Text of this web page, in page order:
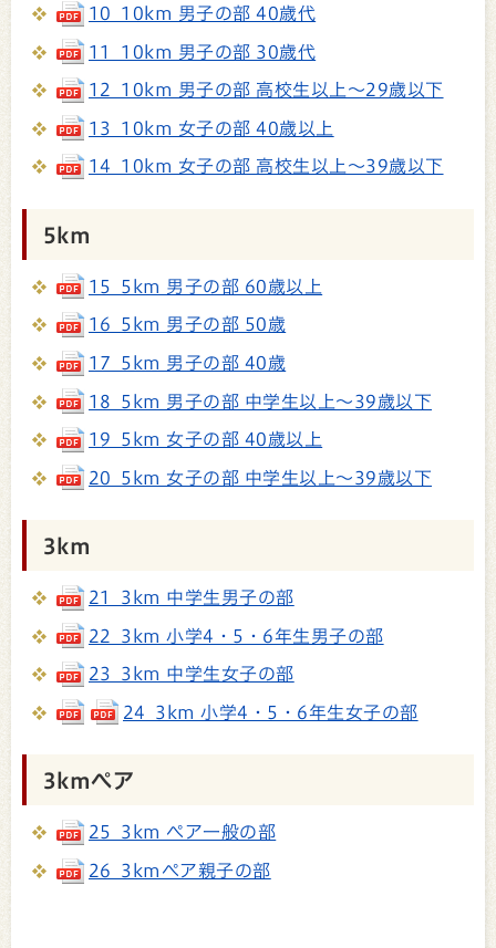
10_10km 男子の部 40歳代
11_10km 男子の部 30歳代
12_10km 男子の部 高校生以上～29歳以下
13_10km 女子の部 40歳以上
14_10km 女子の部 高校生以上～39歳以下
5km
15_5km 男子の部 60歳以上
16_5km 男子の部 50歳
17_5km 男子の部 40歳
18_5km 男子の部 中学生以上～39歳以下
19_5km 女子の部 40歳以上
20_5km 女子の部 中学生以上～39歳以下
3km
21_3km 中学生男子の部
22_3km 小学4・5・6年生男子の部
23_3km 中学生女子の部
24_3km 小学4・5・6年生女子の部
3kmペア
25_3km ペア一般の部
26_3kmペア親子の部